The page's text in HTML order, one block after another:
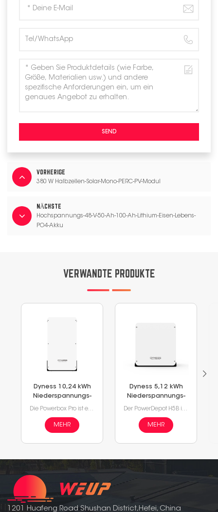
SEND
VORHERIGE
380 W Halbzellen-Solar-Mono-PERC-PV-Modul
NÄCHSTE
Hochspannungs-48-V-50-Ah-100-Ah-Lithium-Eisen-Lebens-
PO4-Akku
VERWANDTE PRODUKTE
Dyness 10,24 kWh
Niederspannungs-
Powerbox Pro
Die Powerbox Pro ist eine Art Deep-Cycle-Lithiumbatterie mit hoher Kapazität, die zwei Nutzungsmodi für Wandmontage und Landmontage unterstützt. Die Energie kann bis zu 10 kWh für ein einzelnes Gerät mit effizienter Leistung erreichen und den Strombedarf des Haushalts decken.
MEHR
Dyness 5,12 kWh
Niederspannungs-
PowerDepot H5B
Der PowerDepot H5B ist eine Lithiumbatterie der Hauptserie mit effizienten und langlebigen LiFePO4-Modulen, die Ihnen eine hohe Sicherheitsleistung bietet und häufig in Photovoltaik- und Energiespeichersystemen für Privathaushalte eingesetzt wird.
MEHR
1201 Huafeng Road Shushan District,Hefei, China